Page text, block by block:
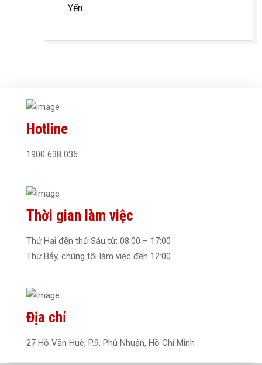
Yến
Hotline
1900 638 036
Thời gian làm việc
Thứ Hai đến thứ Sáu từ: 08:00 – 17:00
Thứ Bảy, chúng tôi làm việc đến 12:00
Địa chỉ
27 Hồ Văn Huê, P.9, Phú Nhuận, Hồ Chí Minh